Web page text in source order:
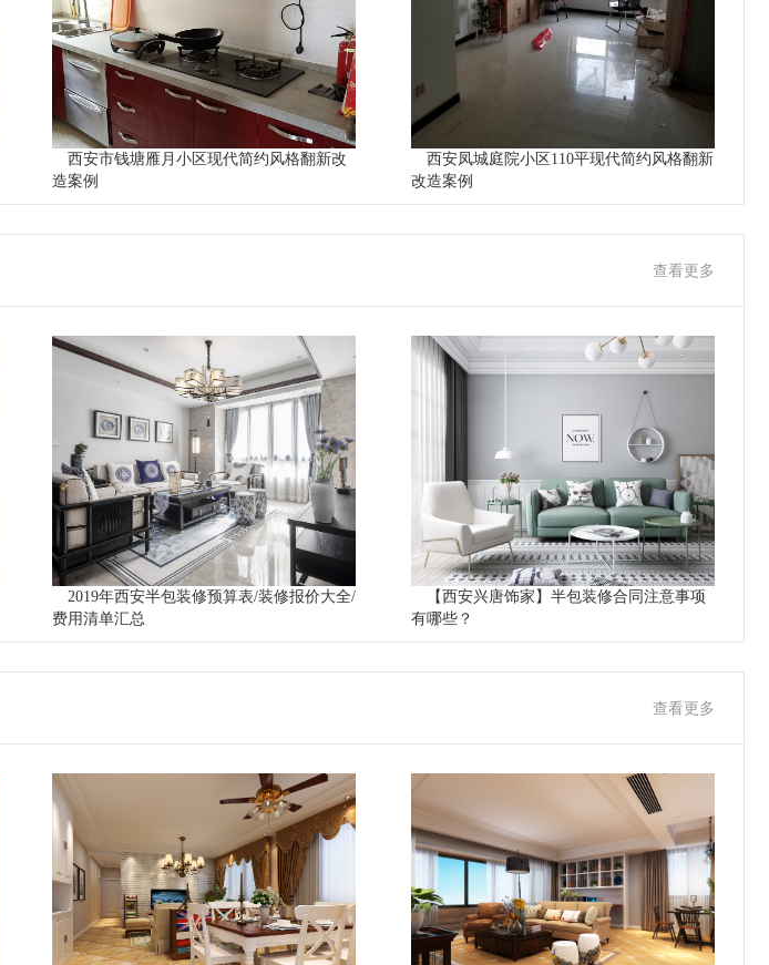
西安市钱塘雁月小区现代简约风格翻新改
造案例
西安凤城庭院小区110平现代简约风格翻新
改造案例
查看更多
2019年西安半包装修预算表/装修报价大全/
费用清单汇总
【西安兴唐饰家】半包装修合同注意事项
有哪些？
查看更多